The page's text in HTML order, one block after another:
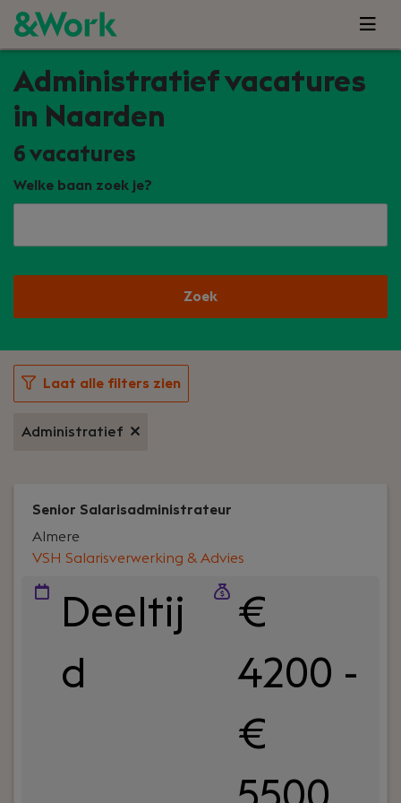
Administratief vacatures
in Naarden
6 vacatures
Welke baan zoek je?
Zoek
Laat alle filters zien
Administratief
Senior Salarisadministrateur
VSH Salarisverwerking & Advies
Almere
Deeltij
d
€
4200 -
€